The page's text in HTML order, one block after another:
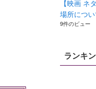
【映画 ネ
場所につい
9件のビュー
ランキ